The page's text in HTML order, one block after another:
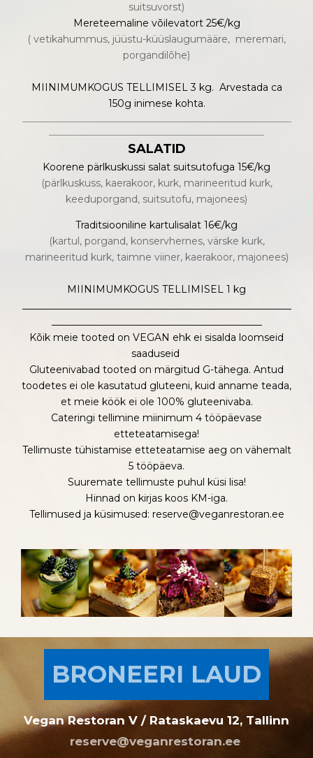
suitsuvorst)
Mereteemaline võilevatort 25€/kg
( vetikahummus, jüüstu-küüslaugumääre, meremari,
porgandilõhe)
MIINIMUMKOGUS TELLIMISEL 3 kg. Arvestada ca
150g inimese kohta.
SALATID
Koorene pärlkuskussi salat suitsutofuga 15€/kg
(pärlkuskuss, kaerakoor, kurk, marineeritud kurk,
keeduporgand, suitsutofu, majonees)
Traditsiooniline kartulisalat 16€/kg
(kartul, porgand, konservhernes, värske kurk,
marineeritud kurk, taimne viiner, kaerakoor, majonees)
MIINIMUMKOGUS TELLIMISEL 1 kg
Kõik meie tooted on VEGAN ehk ei sisalda loomseid
saaduseid
Gluteenivabad tooted on märgitud G-tähega. Antud
toodetes ei ole kasutatud gluteeni, kuid anname teada,
et meie köök ei ole 100% gluteenivaba.
Cateringi tellimine miinimum 4 tööpäevase
etteteatamisega!
Tellimuste tühistamise etteteatamise aeg on vähemalt
5 tööpäeva.
Suuremate tellimuste puhul küsi lisa!
Hinnad on kirjas koos KM-iga.
Tellimused ja küsimused: reserve@veganrestoran.ee
BRONEERI LAUD
Vegan Restoran V / Rataskaevu 12, Tallinn
reserve@veganrestoran.ee